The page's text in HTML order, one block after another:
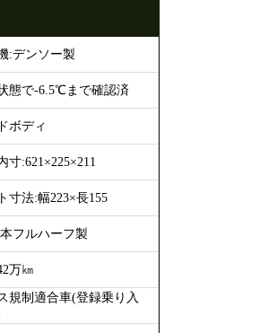
:デンソー製
態で-6.5℃まで確認済
ボディ
寸:621×225×211
寸法:幅223×長155
フルハーフ製
万㎞
規制適合車(登録乗り入